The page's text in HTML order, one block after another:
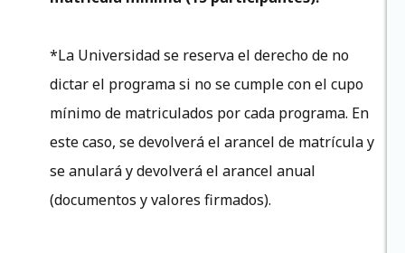
*La Universidad se reserva el derecho de no
dictar el programa si no se cumple con el cupo
mínimo de matriculados por cada programa. En
este caso, se devolverá el arancel de matrícula y
se anulará y devolverá el arancel anual
(documentos y valores firmados).